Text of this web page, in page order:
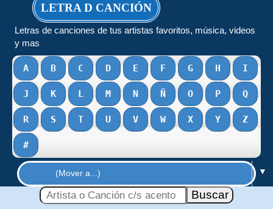
LETRA D CANCIÓN
Letras de canciones de tus artistas favoritos, música, videos
y mas
A B C D E F G H I
J K L M N Ñ O P Q
R S T U V W X Y Z
#
▼